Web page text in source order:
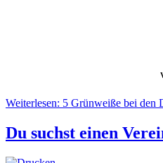
Weiterlesen: 5 Grünweiße bei den
Du suchst einen